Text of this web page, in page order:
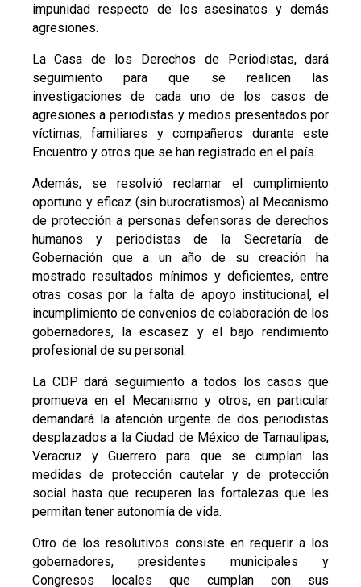
impunidad respecto de los asesinatos y demás
agresiones.
La Casa de los Derechos de Periodistas, dará
seguimiento para que se realicen las
investigaciones de cada uno de los casos de
agresiones a periodistas y medios presentados por
víctimas, familiares y compañeros durante este
Encuentro y otros que se han registrado en el país.
Además, se resolvió reclamar el cumplimiento
oportuno y eficaz (sin burocratismos) al Mecanismo
de protección a personas defensoras de derechos
humanos y periodistas de la Secretaría de
Gobernación que a un año de su creación ha
mostrado resultados mínimos y deficientes, entre
otras cosas por la falta de apoyo institucional, el
incumplimiento de convenios de colaboración de los
gobernadores, la escasez y el bajo rendimiento
profesional de su personal.
La CDP dará seguimiento a todos los casos que
promueva en el Mecanismo y otros, en particular
demandará la atención urgente de dos periodistas
desplazados a la Ciudad de México de Tamaulipas,
Veracruz y Guerrero para que se cumplan las
medidas de protección cautelar y de protección
social hasta que recuperen las fortalezas que les
permitan tener autonomía de vida.
Otro de los resolutivos consiste en requerir a los
gobernadores, presidentes municipales y
Congresos locales que cumplan con sus